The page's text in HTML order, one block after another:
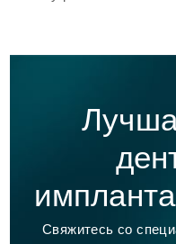
Свяжитесь со